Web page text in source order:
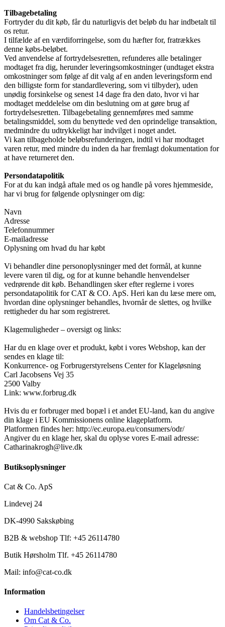
Tilbagebetaling
Fortryder du dit køb, får du naturligvis det beløb du har indbetalt til
os retur.
I tilfælde af en værdiforringelse, som du hæfter for, fratrækkes
denne købs-beløbet.
Ved anvendelse af fortrydelsesretten, refunderes alle betalinger
modtaget fra dig, herunder leveringsomkostninger (undtaget ekstra
omkostninger som følge af dit valg af en anden leveringsform end
den billigste form for standardlevering, som vi tilbyder), uden
unødig forsinkelse og senest 14 dage fra den dato, hvor vi har
modtaget meddelelse om din beslutning om at gøre brug af
fortrydelsesretten. Tilbagebetaling gennemføres med samme
betalingsmiddel, som du benyttede ved den oprindelige transaktion,
medmindre du udtrykkeligt har indvilget i noget andet.
Vi kan tilbageholde beløbsrefunderingen, indtil vi har modtaget
varen retur, med mindre du inden da har fremlagt dokumentation for
at have returneret den.
Persondatapolitik
For at du kan indgå aftale med os og handle på vores hjemmeside,
har vi brug for følgende oplysninger om dig:
Navn
Adresse
Telefonnummer
E-mailadresse
Oplysning om hvad du har købt
Vi behandler dine personoplysninger med det formål, at kunne
levere varen til dig, og for at kunne behandle henvendelser
vedrørende dit køb. Behandlingen sker efter reglerne i vores
persondatapolitik for CAT & CO. ApS. Heri kan du læse mere om,
hvordan dine oplysninger behandles, hvornår de slettes, og hvilke
rettigheder du har som registreret.
Klagemuligheder – oversigt og links:
Har du en klage over et produkt, købt i vores Webshop, kan der
sendes en klage til:
Konkurrence- og Forbrugerstyrelsens Center for Klageløsning
Carl Jacobsens Vej 35
2500 Valby
Link: www.forbrug.dk
Hvis du er forbruger med bopæl i et andet EU-land, kan du angive
din klage i EU Kommissionens online klageplatform.
Platformen findes her: http://ec.europa.eu/consumers/odr/
Angiver du en klage her, skal du oplyse vores E-mail adresse:
Catharinakrogh@live.dk
Butiksoplysninger
Cat & Co. ApS
Lindevej 24
DK-4990 Sakskøbing
B2B & webshop Tlf: +45 26114780
Butik Hørsholm Tlf. +45 26114780
Mail: info@cat-co.dk
Information
Handelsbetingelser
Om Cat & Co.